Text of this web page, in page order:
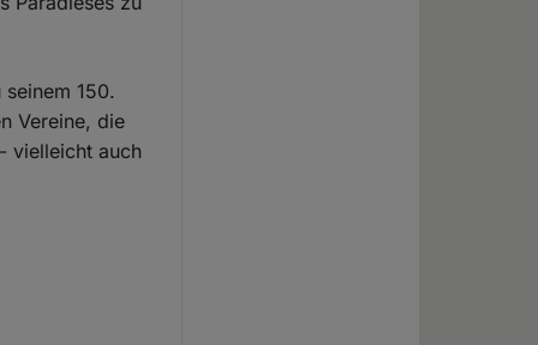
150.
Vereine, die
vielleicht auch